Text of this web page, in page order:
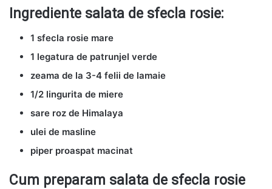
Ingrediente salata de sfecla rosie:
1 sfecla rosie mare
1 legatura de patrunjel verde
zeama de la 3-4 felii de lamaie
1/2 lingurita de miere
sare roz de Himalaya
ulei de masline
piper proaspat macinat
Cum preparam salata de sfecla rosie